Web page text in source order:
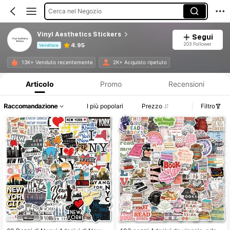
Cerca nel Negozio
Vinyl Aesthetics Stickers
Venditore 4.95
Segui
203 Follower
13K+ Venduto recentemente 2K+ Acquisto ripetuto
Articolo Promo Recensioni
Raccomandazione I più popolari Prezzo Filtro